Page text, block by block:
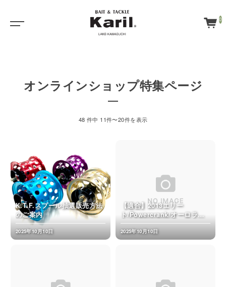
0
オンラインショップ特集ページ
48 件中 11件〜20件を表示
K.T.F.スプール抽選販売方法
のご案内
2025年10月10日
【適合】2013エリー
ト/Powercrank/オーロラ
64LTD
2025年10月10日